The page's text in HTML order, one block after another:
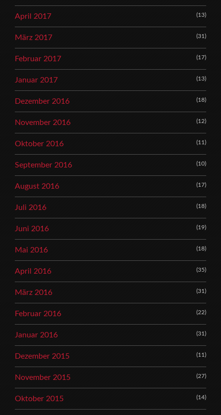
April 2017 (13)
März 2017 (31)
Februar 2017 (17)
Januar 2017 (13)
Dezember 2016 (18)
November 2016 (12)
Oktober 2016 (11)
September 2016 (10)
August 2016 (17)
Juli 2016 (18)
Juni 2016 (19)
Mai 2016 (18)
April 2016 (35)
März 2016 (31)
Februar 2016 (22)
Januar 2016 (31)
Dezember 2015 (11)
November 2015 (27)
Oktober 2015 (14)